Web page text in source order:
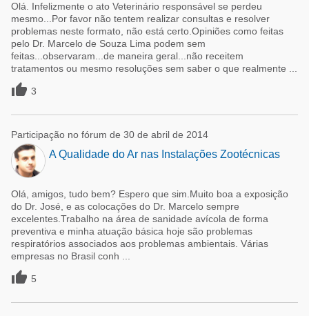
Olá. Infelizmente o ato Veterinário responsável se perdeu
mesmo...Por favor não tentem realizar consultas e resolver
problemas neste formato, não está certo.Opiniões como feitas
pelo Dr. Marcelo de Souza Lima podem sem
feitas...observaram...de maneira geral...não receitem
tratamentos ou mesmo resoluções sem saber o que realmente ...
 3
Participação no fórum de 30 de abril de 2014
A Qualidade do Ar nas Instalações Zootécnicas
Olá, amigos, tudo bem? Espero que sim.Muito boa a exposição
do Dr. José, e as colocações do Dr. Marcelo sempre
excelentes.Trabalho na área de sanidade avícola de forma
preventiva e minha atuação básica hoje são problemas
respiratórios associados aos problemas ambientais. Várias
empresas no Brasil conh ...
 5